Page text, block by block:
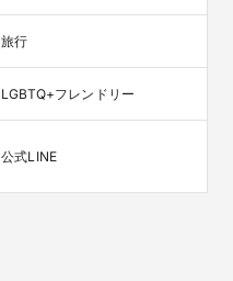
旅行
LGBTQ+フレンドリー
公式LINE